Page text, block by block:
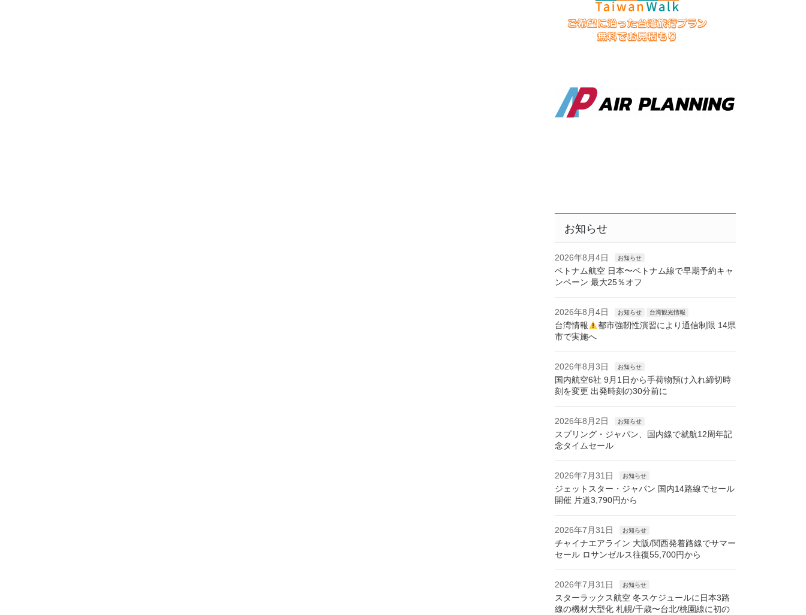
お知らせ
2026年8月4日 お知らせ
ベトナム航空 日本〜ベトナム線で早期予約キャ
ンペーン 最大25％オフ
2026年8月4日 お知らせ 台湾観光情報
台湾情報
都市強靭性演習により通信制限 14県
市で実施へ
2026年8月3日 お知らせ
国内航空6社 9月1日から手荷物預け入れ締切時
刻を変更 出発時刻の30分前に
2026年8月2日 お知らせ
スプリング・ジャパン、国内線で就航12周年記
念タイムセール
2026年7月31日 お知らせ
ジェットスター・ジャパン 国内14路線でセール
開催 片道3,790円から
2026年7月31日 お知らせ
チャイナエアライン 大阪/関西発着路線でサマー
セール ロサンゼルス往復55,700円から
2026年7月31日 お知らせ
スターラックス航空 冬スケジュールに日本3路
線の機材大型化 札幌/千歳〜台北/桃園線に初の